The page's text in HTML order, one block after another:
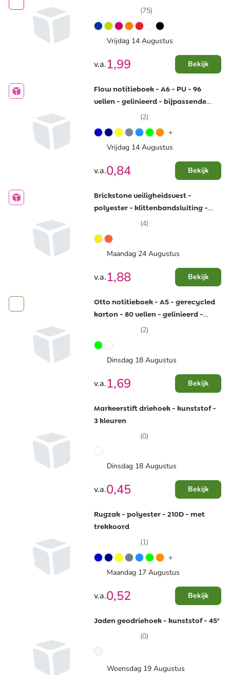
(75)
Vrijdag 14 Augustus
v.a.1,99 Bekijk
Flow notitieboek - A6 - PU - 96
vellen - gelinieerd - bijpassende
elastische band en lint
(2)
+
Vrijdag 14 Augustus
v.a.0,84 Bekijk
Brickstone veiligheidsvest -
polyester - klittenbandsluiting -
diverse maten(4)
Maandag 24 Augustus
v.a.1,88 Bekijk
Otto notitieboek - A5 - gerecycled
karton - 80 vellen - gelinieerd -
elastiek en leeslint
(2)
Dinsdag 18 Augustus
v.a.1,69 Bekijk
Markeerstift driehoek - kunststof -
3 kleuren
(0)
Dinsdag 18 Augustus
v.a.0,45 Bekijk
Rugzak - polyester - 210D - met
trekkoord
(1)
+
Maandag 17 Augustus
v.a.0,52 Bekijk
Jaden geodriehoek - kunststof - 45°
(0)
Woensdag 19 Augustus